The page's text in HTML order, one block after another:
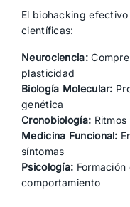
El biohacking
científicas:
Neurociencia:
plasticidad
Biología Molecular:
genética
Cronobiología:
Medicina Funcional:
síntomas
Psicología:
comportamiento